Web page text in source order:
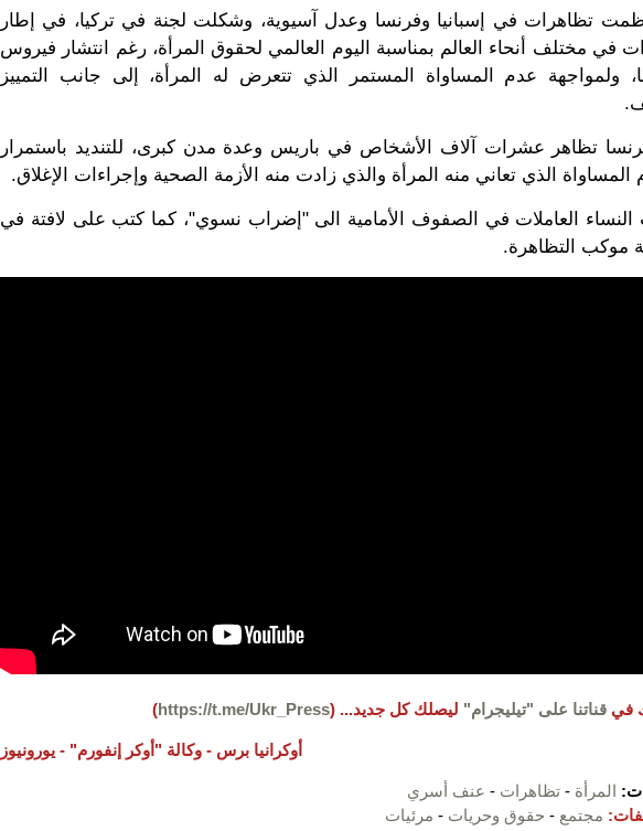
تظاهرات في إسبانيا وفرنسا وعدل آسيوية، وشكلت لجنة في تركيا، في إطار
في مختلف أنحاء العالم بمناسبة اليوم العالمي لحقوق المرأة، رغم انتشار فيروس
ولمواجهة عدم المساواة المستمر الذي تتعرض له المرأة، إلى جانب التمييز
تظاهر عشرات آلاف الأشخاص في باريس وعدة مدن كبرى، للتنديد باستمرار
المساواة الذي تعاني منه المرأة والذي زادت منه الأزمة الصحية وإجراءات الإغلاق.
العاملات في الصفوف الأمامية الى "إضراب نسوي"، كما كتب على لافتة في
موكب التظاهرة.
في قناتنا على "تيليجرام" ليصلك كل جديد... (
https://t.me/Ukr_Press
)
أوكرانيا برس - وكالة "أوكر إنفورم" - يورونيوز
المرأة - تظاهرات - عنف أسري
مجتمع - حقوق وحريات - مرئيات